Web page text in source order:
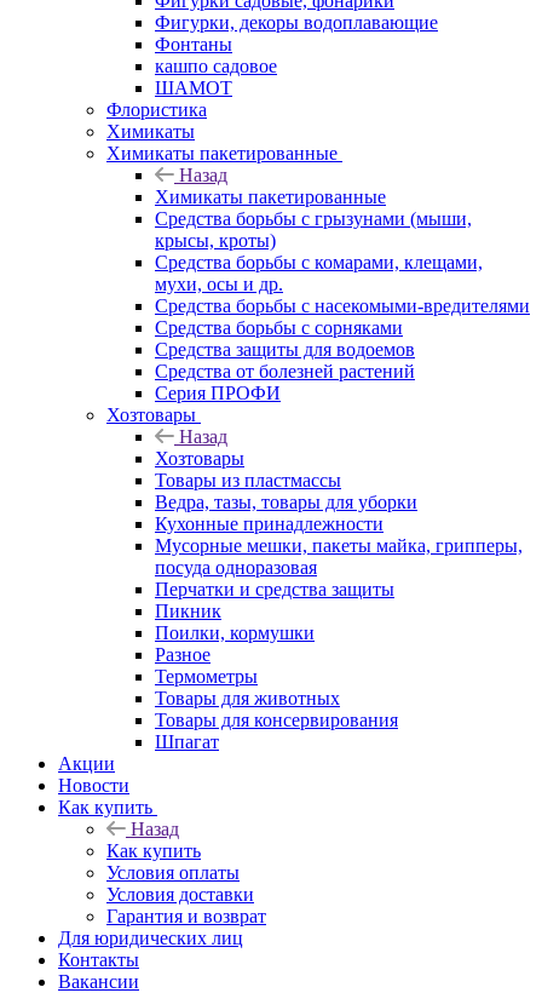
Фигурки, декоры водоплавающие
Фонтаны
кашпо садовое
ШАМОТ
Флористика
Химикаты
Химикаты пакетированные
Назад
Химикаты пакетированные
Средства борьбы с грызунами (мыши,
крысы, кроты)
Средства борьбы с комарами, клещами,
мухи, осы и др.
Средства борьбы с насекомыми-вредителями
Средства борьбы с сорняками
Средства защиты для водоемов
Средства от болезней растений
Серия ПРОФИ
Хозтовары
Назад
Хозтовары
Товары из пластмассы
Ведра, тазы, товары для уборки
Кухонные принадлежности
Мусорные мешки, пакеты майка, грипперы,
посуда одноразовая
Перчатки и средства защиты
Пикник
Поилки, кормушки
Разное
Термометры
Товары для животных
Товары для консервирования
Шпагат
Акции
Новости
Как купить
Назад
Как купить
Условия оплаты
Условия доставки
Гарантия и возврат
Для юридических лиц
Контакты
Вакансии